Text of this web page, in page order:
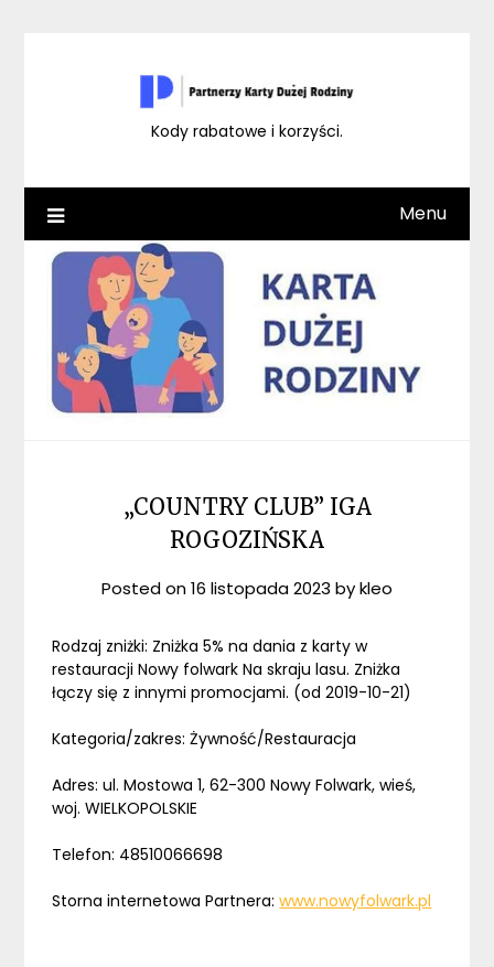
Kody rabatowe i korzyści.
Menu
„COUNTRY CLUB” IGA
ROGOZIŃSKA
Posted on16 listopada 2023 bykleo
Rodzaj zniżki: Zniżka 5% na dania z karty w
restauracji Nowy folwark Na skraju lasu. Zniżka
łączy się z innymi promocjami. (od 2019-10-21)
Kategoria/zakres: Żywność/Restauracja
Adres: ul. Mostowa 1, 62-300 Nowy Folwark, wieś,
woj. WIELKOPOLSKIE
Telefon: 48510066698
Storna internetowa Partnera:www.nowyfolwark.pl